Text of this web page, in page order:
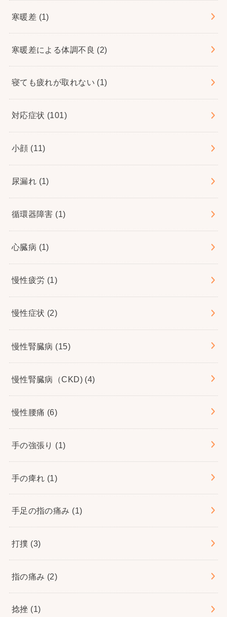
寒暖差 (1)
寒暖差による体調不良 (2)
寝ても疲れが取れない (1)
対応症状 (101)
小顔 (11)
尿漏れ (1)
循環器障害 (1)
心臓病 (1)
慢性疲労 (1)
慢性症状 (2)
慢性腎臓病 (15)
慢性腎臓病（CKD) (4)
慢性腰痛 (6)
手の強張り (1)
手の痺れ (1)
手足の指の痛み (1)
打撲 (3)
指の痛み (2)
捻挫 (1)